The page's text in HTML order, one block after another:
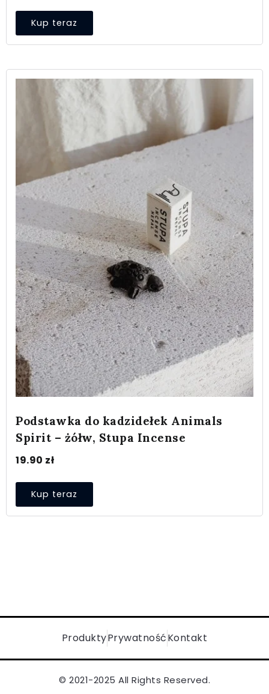
Kup teraz
Podstawka do kadzidełek Animals
Spirit – żółw, Stupa Incense
19.90 zł
Kup teraz
ProduktyPrywatnośćKontakt
© 2021-2025 All Rights Reserved.